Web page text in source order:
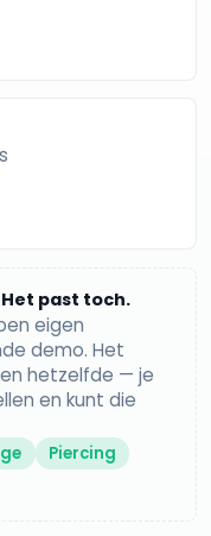
past toch.
eigen
demo. Het
hetzelfde — je
en kunt die
Piercing